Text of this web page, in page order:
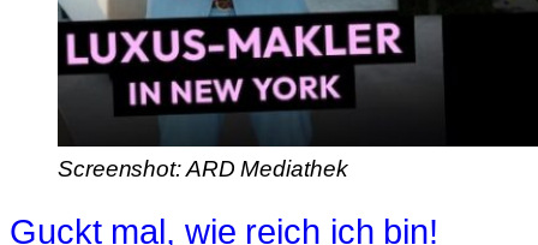
Screenshot: ARD Mediathek
Guckt mal, wie reich ich bin!